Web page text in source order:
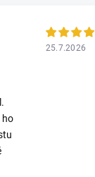
ho
25.7.2026